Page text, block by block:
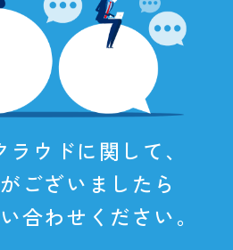
ウドに関して、
ございましたら
合わせください。